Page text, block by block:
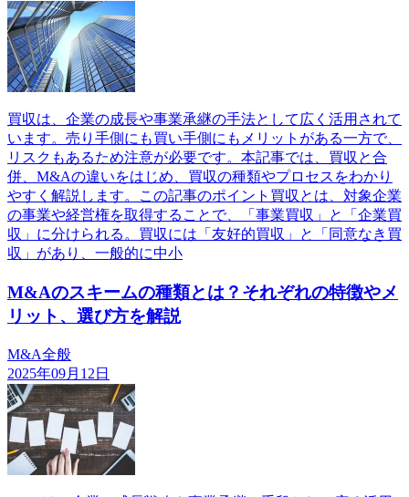
買収は、企業の成長や事業承継の手法として広く活用されて
います。売り手側にも買い手側にもメリットがある一方で、
リスクもあるため注意が必要です。本記事では、買収と合
併、M&Aの違いをはじめ、買収の種類やプロセスをわかり
やすく解説します。この記事のポイント買収とは、対象企業
の事業や経営権を取得することで、「事業買収」と「企業買
収」に分けられる。買収には「友好的買収」と「同意なき買
収」があり、一般的に中小
M&Aのスキームの種類とは？それぞれの特徴やメ
リット、選び方を解説
M&A全般
2025年09月12日